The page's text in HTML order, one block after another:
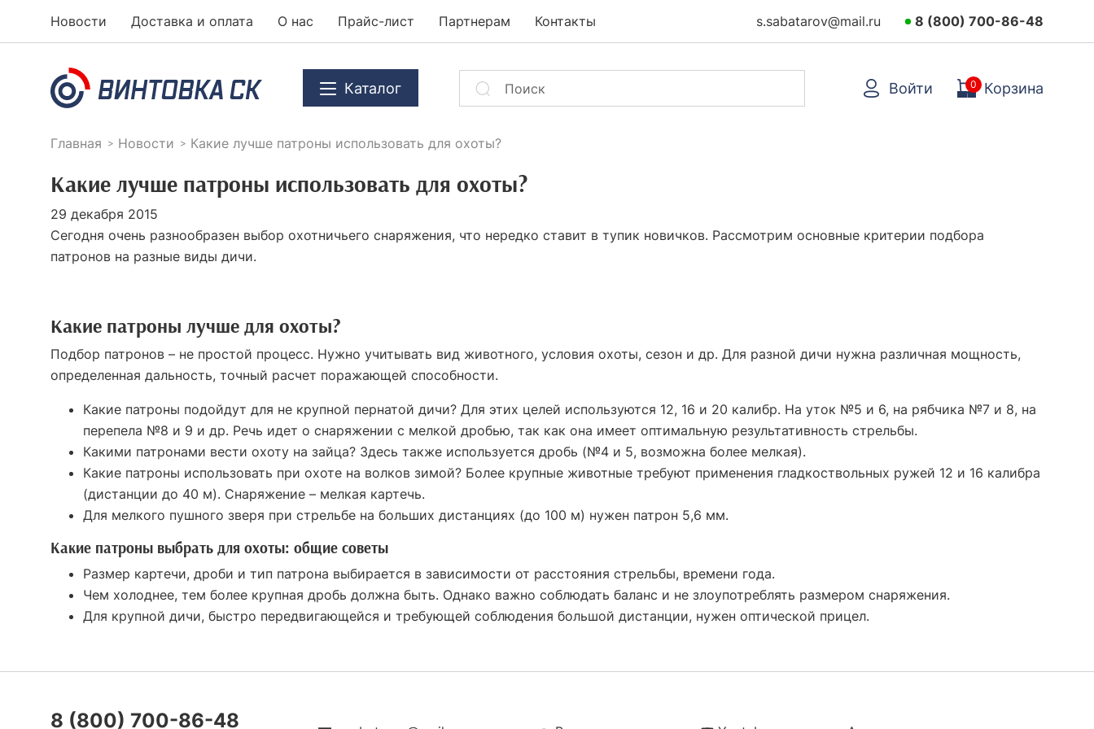
Новости Доставка и оплата О нас Прайс-лист Партнерам Контакты s.sabatarov@mail.ru 8 (800) 700-86-48
Каталог Войти Корзина
0
Главная Новости Какие лучше патроны использовать для охоты?
Какие лучше патроны использовать для охоты?
29 декабря 2015
Сегодня очень разнообразен выбор охотничьего снаряжения, что нередко ставит в тупик новичков. Рассмотрим основные критерии подбора
патронов на разные виды дичи.
Какие патроны лучше для охоты?
Подбор патронов – не простой процесс. Нужно учитывать вид животного, условия охоты, сезон и др. Для разной дичи нужна различная мощность,
определенная дальность, точный расчет поражающей способности.
Какие патроны подойдут для не крупной пернатой дичи? Для этих целей используются 12, 16 и 20 калибр. На уток №5 и 6, на рябчика №7 и 8, на
перепела №8 и 9 и др. Речь идет о снаряжении с мелкой дробью, так как она имеет оптимальную результативность стрельбы.
Какими патронами вести охоту на зайца? Здесь также используется дробь (№4 и 5, возможна более мелкая).
Какие патроны использовать при охоте на волков зимой? Более крупные животные требуют применения гладкоствольных ружей 12 и 16 калибра
(дистанции до 40 м). Снаряжение – мелкая картечь.
Для мелкого пушного зверя при стрельбе на больших дистанциях (до 100 м) нужен патрон 5,6 мм.
Какие патроны выбрать для охоты: общие советы
Размер картечи, дроби и тип патрона выбирается в зависимости от расстояния стрельбы, времени года.
Чем холоднее, тем более крупная дробь должна быть. Однако важно соблюдать баланс и не злоупотреблять размером снаряжения.
Для крупной дичи, быстро передвигающейся и требующей соблюдения большой дистанции, нужен оптической прицел.
8 (800) 700-86-48